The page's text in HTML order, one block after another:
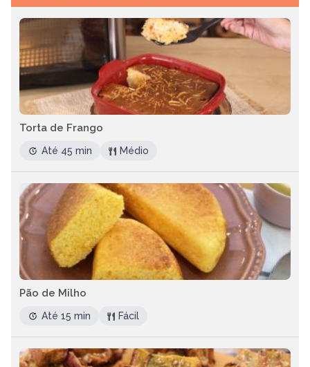
Torta de Frango
Até 45 min Médio
Pão de Milho
Até 15 min Fácil